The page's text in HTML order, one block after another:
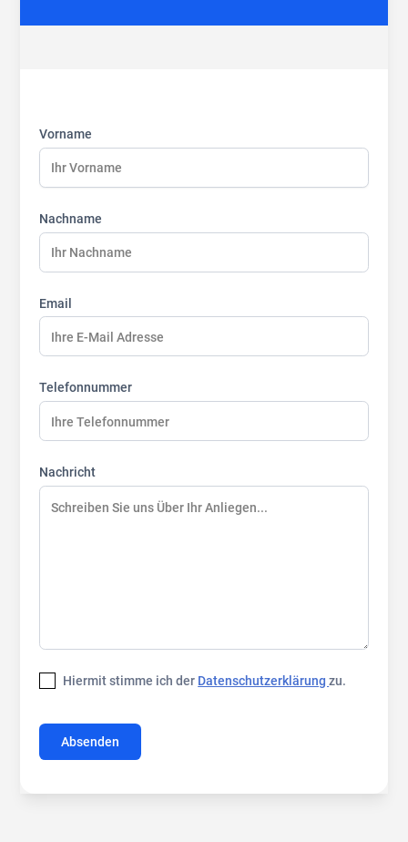
name:
name:
name:
Vorname
Nachname
Email
Telefonnummer
Nachricht
Hiermit stimme ich der Datenschutzerklärungzu.